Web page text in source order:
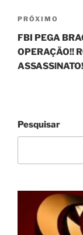
Próximo
post
PRÓXIMO
FBI PEGA
OPERAÇÃO!!
Pesquisar